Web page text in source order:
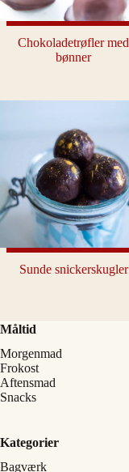
Chokoladetrøfler med
bønner
Sunde snickerskugler
Måltid
Morgenmad
Frokost
Aftensmad
Snacks
Kategorier
Bagværk